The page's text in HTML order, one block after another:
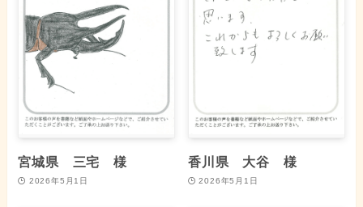
宮城県 三宅 様
2026年5月1日
香川県 大谷 様
2026年5月1日